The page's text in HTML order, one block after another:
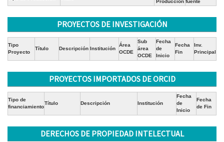
Producción fuente
PROYECTOS DE INVESTIGACIÓN
Tipo
Proyecto
Título Descripción Institución
Área
OCDE
Sub
área
OCDE
Fecha
de
Inicio
Fecha
Fin
Inv.
Principal
PROYECTOS IMPORTADOS DE ORCID
Tipo de
financiamiento
Título Descripción Institución
Fecha
de
Inicio
Fecha
de Fin
DERECHOS DE PROPIEDAD INTELECTUAL